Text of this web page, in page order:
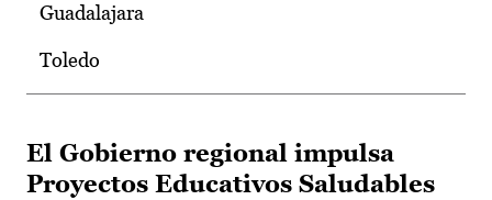
Guadalajara
Toledo
El Gobierno regional impulsa
Proyectos Educativos Saludables